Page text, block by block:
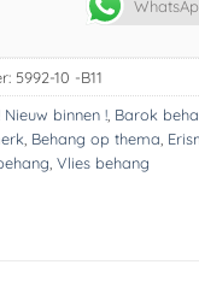
5992-10 -B11
Nieuw binnen !, Barok
Behang op thema
Vlies behang